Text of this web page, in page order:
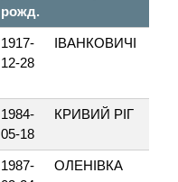
рожд.
1917-
12-28
ІВАНКОВИЧІ
1984-
05-18
КРИВИЙ РІГ
1987-
ОЛЕНІВКА